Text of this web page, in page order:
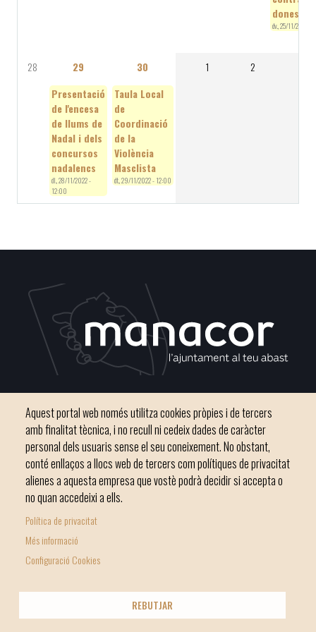
dones
dv., 25/11/2022 -
28 29 30 1 2
Presentació
de l'encesa
de llums de
Nadal i dels
concursos
nadalencs
dl., 28/11/2022 -
12:00
Taula Local
de
Coordinació
de la
Violència
Masclista
dt., 29/11/2022 - 12:00
Footer
menu
-
Inici Ajuntament El nostre municipi
Telèfon 971 84 91 00 - CIF: P0703300D
Aquest portal web només utilitza cookies pròpies i de tercers
amb finalitat tècnica, i no recull ni cedeix dades de caràcter
personal dels usuaris sense el seu coneixement. No obstant,
conté enllaços a llocs web de tercers com polítiques de privacitat
alienes a aquesta empresa que vostè podrà decidir si accepta o
no quan accedeixi a ells.
Política de privacitat
Més informació
Configuració Cookies
REBUTJAR
© Ajuntament de Manacor
Licencia Creative Commons